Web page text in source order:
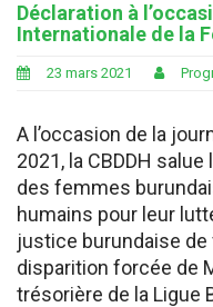
Déclaration à
Internationale de la
23 mars 2021
A l’occasion de la
2021, la CBDDH
des femmes
humains pour leur
justice burundaise de
disparition forcée de
trésorière de la Ligue